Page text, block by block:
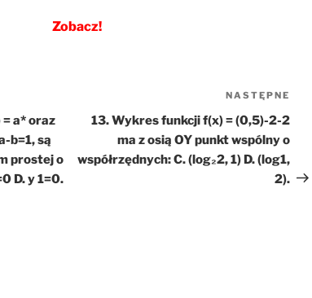
Zobacz!
a* oraz
b=1, są
prostej o
D. y 1=0.
wpis
NASTĘPNE
13. Wykres funkcji f(x) = (0,5)-2-2
ma z osią OY punkt wspólny o
współrzędnych: C. (log₂2, 1) D. (log1,
2).